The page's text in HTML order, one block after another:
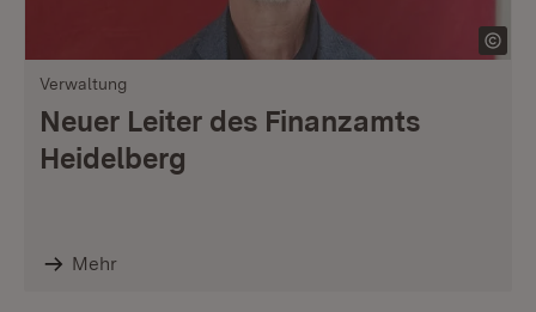
Verwaltung
Neuer Leiter des Finanzamts
Heidelberg
Mehr